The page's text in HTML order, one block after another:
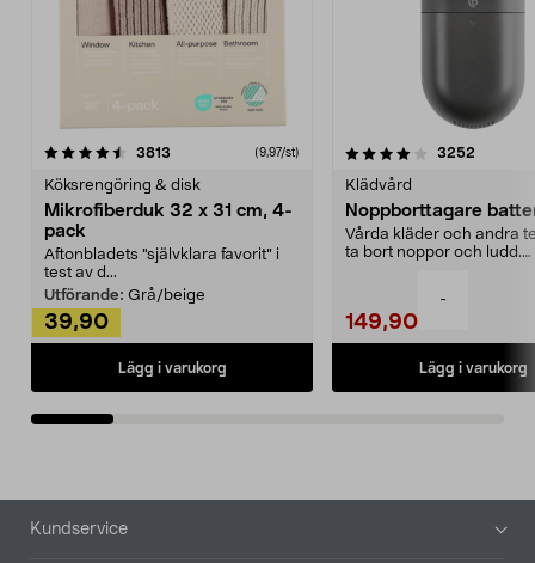
-
3813 (9,97/st)
Köksrengöring & disk
Mikrofiberduk 32 x 31 cm, 4-
pack
Aftonbladets "självklara favorit” i
test av d...
Utförande: Grå/beige
39,90
Lägg i varukorg
4.0av 5 stjärnor 3252
Klädvård
Noppborttagare
Vårda kläder och andra
ta bort noppor och ludd.
149,90
Lägg i varukorg
4.5av 5 stjärnor
Sidfot
Kundservice